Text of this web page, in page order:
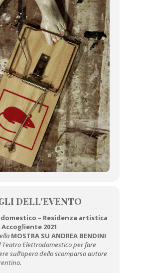
DELL'EVENTO
– Residenza artistica
2021
MOSTRA SU ANDREA BENDINI
Teatro Elettrodomestico per fare
sull’opera dello scomparso autore